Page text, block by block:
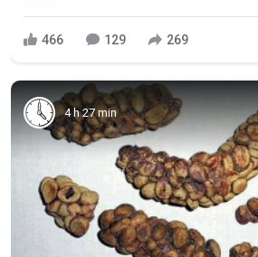
466 129 269
4 h 27 min